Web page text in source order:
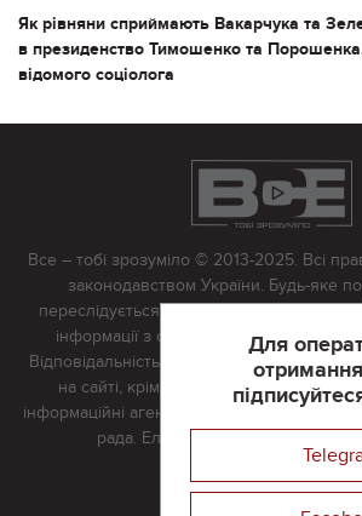
Як рівняни сприймають Вакарчука та
в президенство Тимошенко та
відомого соціолога
Для
Все – тобі зрозуміло © 2013-2025. Всі
законодавством України. Будь-яке
переслідується в судовому порядку.
інформації з сайту тільки з письмово
Відповідальність за достовірність усіх
на сайті, крім матеріалів, які містять
інформаційні агентства або інтернет-
рада. Електронна пошта:
Реклама на сайті